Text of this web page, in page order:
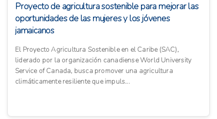
Proyecto de agricultura sostenible para mejorar las
oportunidades de las mujeres y los jóvenes
jamaicanos
El Proyecto Agricultura Sostenible en el Caribe (SAC),
liderado por la organización canadiense World University
Service of Canada, busca promover una agricultura
climáticamente resiliente que impuls...